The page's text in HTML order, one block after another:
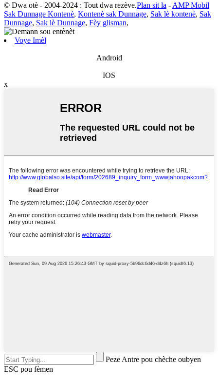
© Dwa otè - 2004-2024 : Tout dwa rezève.Plan sit la - AMP Mobil
Sak Dunnage Kontenè, Kontenè sak Dunnage, Sak lè kontenè, Sak
Dunnage, Sak lè Dunnage, Fèy glisman,
Voye Imèl
Android
IOS
x
Peze Antre pou chèche oubyen
ESC pou fèmen